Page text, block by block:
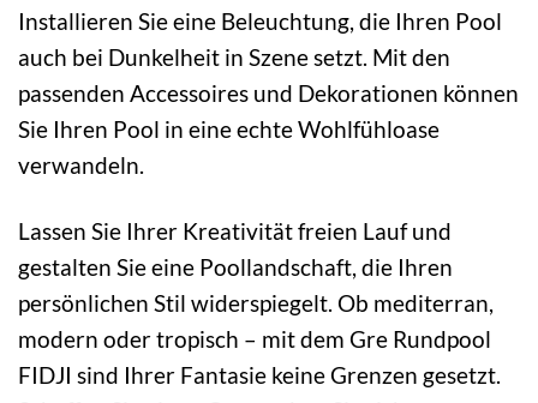
Installieren Sie eine Beleuchtung, die Ihren Pool
auch bei Dunkelheit in Szene setzt. Mit den
passenden Accessoires und Dekorationen können
Sie Ihren Pool in eine echte Wohlfühloase
verwandeln.
Lassen Sie Ihrer Kreativität freien Lauf und
gestalten Sie eine Poollandschaft, die Ihren
persönlichen Stil widerspiegelt. Ob mediterran,
modern oder tropisch – mit dem Gre Rundpool
FIDJI sind Ihrer Fantasie keine Grenzen gesetzt.